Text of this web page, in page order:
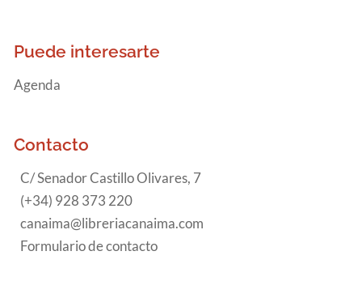
Puede interesarte
Agenda
Contacto
C/ Senador Castillo Olivares, 7
(+34) 928 373 220
canaima@libreriacanaima.com
Formulario de contacto